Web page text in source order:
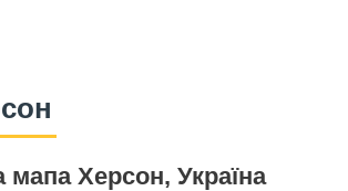
мапа Херсон, Україна